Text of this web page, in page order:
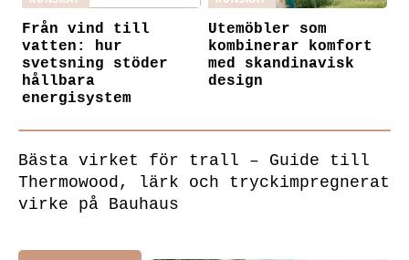
Från vind till
vatten: hur
svetsning stöder
hållbara
energisystem
Utemöbler som
kombinerar komfort
med skandinavisk
design
Bästa virket för trall – Guide till
Thermowood, lärk och tryckimpregnerat
virke på Bauhaus